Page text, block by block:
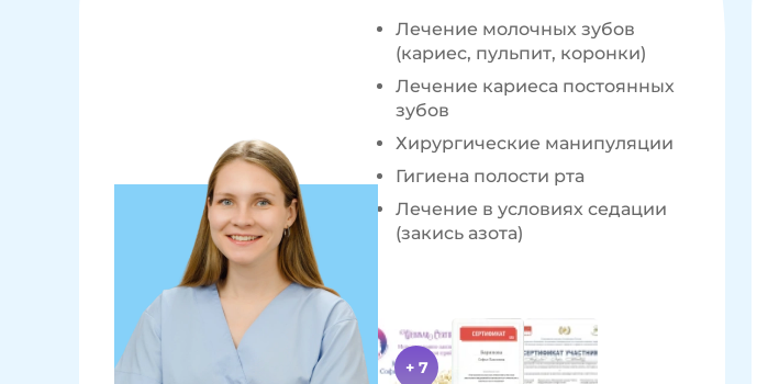
Лечение молочных зубов
(кариес, пульпит, коронки)
Лечение кариеса постоянных
зубов
Хирургические манипуляции
Гигиена полости рта
Лечение в условиях седации
(закись азота)
+ 7